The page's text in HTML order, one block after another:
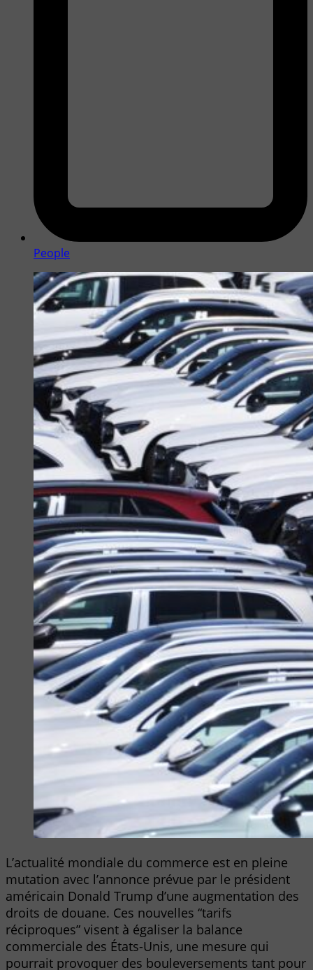
People
L’actualité mondiale du commerce est en pleine
mutation avec l’annonce prévue par le président
américain Donald Trump d’une augmentation des
droits de douane. Ces nouvelles “tarifs
réciproques” visent à égaliser la balance
commerciale des États-Unis, une mesure qui
pourrait provoquer des bouleversements tant pour